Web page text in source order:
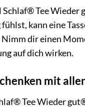
Schlaf® Tee
kann eine
dir einen
auf dich wirken.
mit
Tee Wieder